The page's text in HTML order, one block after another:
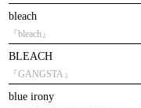
bleach
『bleach』
BLEACH
『GANGSTA』
blue irony